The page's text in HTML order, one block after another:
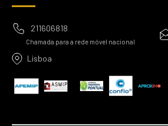
211606818
Chamada para a rede móvel nacional
Lisboa